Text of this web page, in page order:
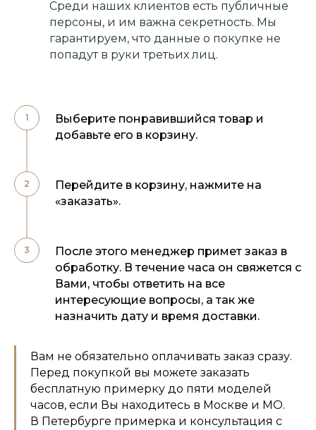
Среди наших клиентов есть публичные
персоны, и им важна секретность. Мы
гарантируем, что данные о покупке не
попадут в руки третьих лиц.
Выберите понравившийся товар и
добавьте его в корзину.
Перейдите в корзину, нажмите на
«заказать».
После этого менеджер примет заказ в
обработку. В течение часа он свяжется с
Вами, чтобы ответить на все
интересующие вопросы, а так же
назначить дату и время доставки.
Вам не обязательно оплачивать заказ сразу.
Перед покупкой вы можете заказать
бесплатную примерку до пяти моделей
часов, если Вы находитесь в Москве и МО.
В Петербурге примерка и консультация с